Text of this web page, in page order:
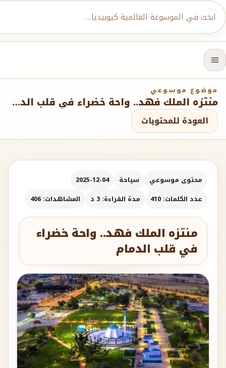
موضوع موسوعي
منتزه الملك فهد.. واحة خضراء في قلب الدمام
العودة للمحتويات
محتوى موسوعي سياحة
2025-12-04
عدد الكلمات: 410
مدة القراءة: 3 د المشاهدات: 406
منتزه الملك فهد.. واحة خضراء
في قلب الدمام